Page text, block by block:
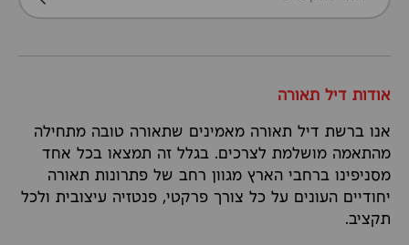
אודות דיל תאורה
אנו ברשת דיל תאורה מאמינים שתאורה טובה מתחילה
מהתאמה מושלמת לצרכים. בגלל זה תמצאו בכל אחד
מסניפינו ברחבי הארץ מגוון רחב של פתרונות תאורה
יחודיים העונים על כל צורך פרקטי, פנטזיה עיצובית ולכל
תקציב.